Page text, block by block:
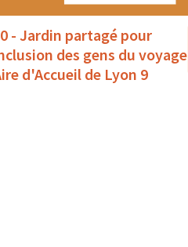
- Jardin partagé pour
des gens du voyage
d'Accueil de Lyon 9